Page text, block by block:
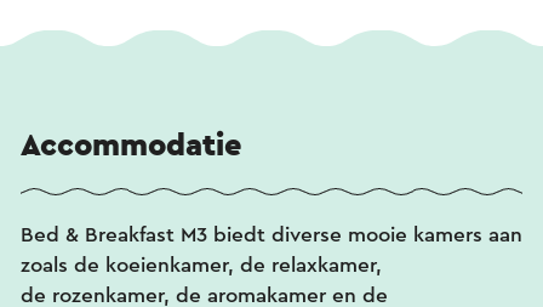
Accommodatie
Bed & Breakfast M3 biedt diverse mooie kamers aan
zoals de koeienkamer, de relaxkamer,
de rozenkamer, de aromakamer en de